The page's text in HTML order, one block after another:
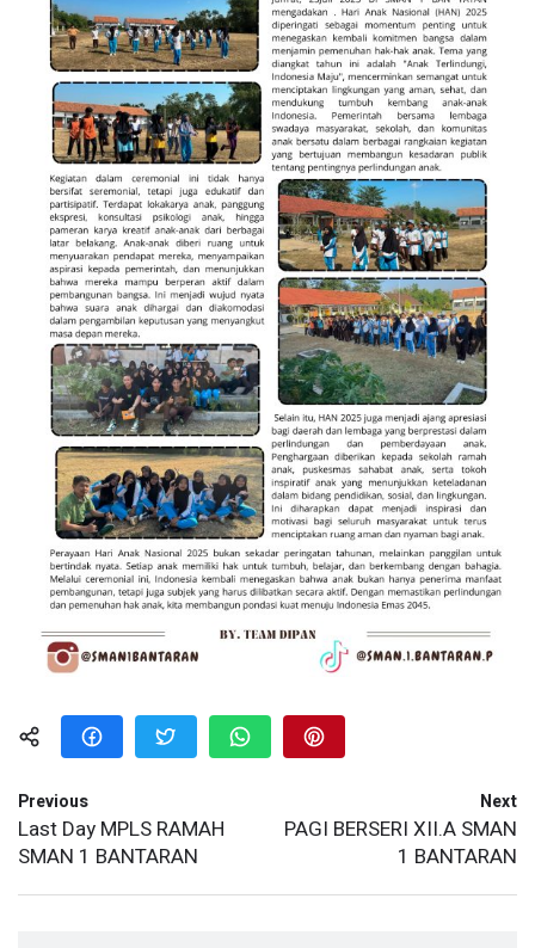
Previous
Last Day MPLS RAMAH
SMAN 1 BANTARAN
Next
PAGI BERSERI XII.A SMAN
1 BANTARAN